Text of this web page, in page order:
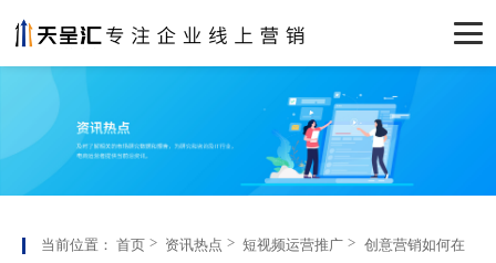
当前位置： 首页 资讯热点 短视频运营推广
创意营销如何在